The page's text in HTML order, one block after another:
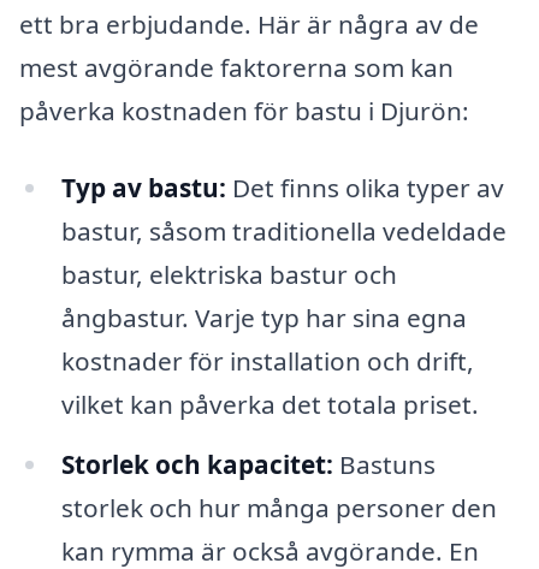
ett bra erbjudande. Här är några av de
mest avgörande faktorerna som kan
påverka kostnaden för bastu i Djurön:
Typ av bastu: Det finns olika typer av
bastur, såsom traditionella vedeldade
bastur, elektriska bastur och
ångbastur. Varje typ har sina egna
kostnader för installation och drift,
vilket kan påverka det totala priset.
Storlek och kapacitet: Bastuns
storlek och hur många personer den
kan rymma är också avgörande. En